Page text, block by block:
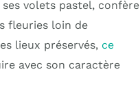
volets pastel, confère
fleuries loin de
lieux préservés, ce
avec son caractère